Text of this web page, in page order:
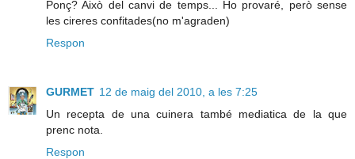
Ponç? Això del canvi de temps... Ho provaré, però sense
les cireres confitades(no m'agraden)
Respon
GURMET 12 de maig del 2010, a les 7:25
Un recepta de una cuinera també mediatica de la que
prenc nota.
Respon